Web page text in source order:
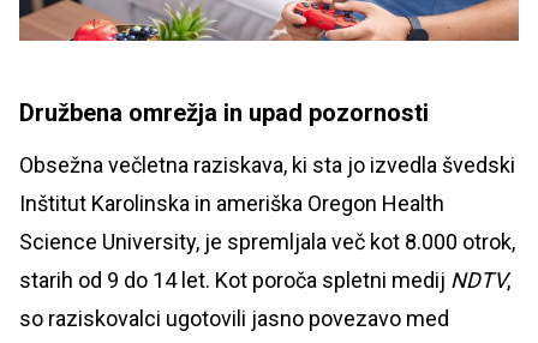
Družbena omrežja in upad pozornosti
Obsežna večletna raziskava, ki sta jo izvedla švedski
Inštitut Karolinska in ameriška Oregon Health
Science University, je spremljala več kot 8.000 otrok,
starih od 9 do 14 let. Kot poroča spletni medij NDTV,
so raziskovalci ugotovili jasno povezavo med